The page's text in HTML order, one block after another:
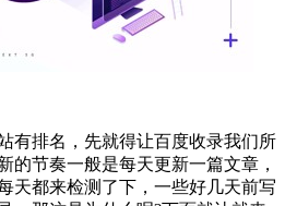
有排名，先就得让百度收录我们所
的节奏一般是每天更新一篇文章，
天都来检测了下，一些好几天前写